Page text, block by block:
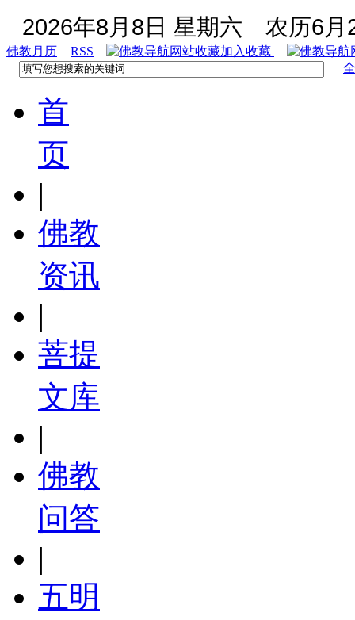
2026年8月8日 星期六 农历6月
佛教月历 RSS
加入收藏
首
页
|
佛教
资讯
|
菩提
文库
|
佛教
问答
|
五明